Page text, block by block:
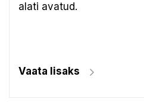
alati avatud.
Vaata lisaks